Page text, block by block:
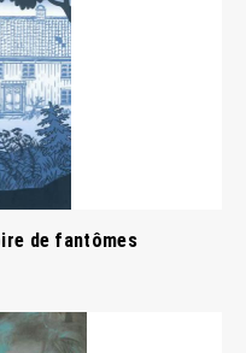
de fantômes